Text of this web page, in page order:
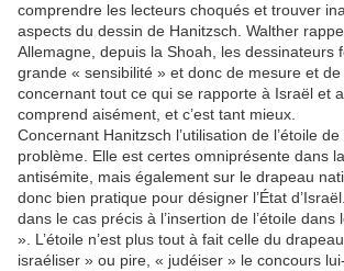
comprendre les lecteurs choqués et trouver
aspects du dessin de Hanitzsch. Walther
Allemagne, depuis la Shoah, les dessinateurs
grande « sensibilité » et donc de mesure et de
concernant tout ce qui se rapporte à Israël et
comprend aisément, et c’est tant mieux.
Concernant Hanitzsch l’utilisation de l’étoile
problème. Elle est certes omniprésente dans
antisémite, mais également sur le drapeau
donc bien pratique pour désigner l’État
dans le cas précis à l’insertion de l’étoile dans
». L’étoile n’est plus tout à fait celle du
israéliser » ou pire, « judéiser » le concours